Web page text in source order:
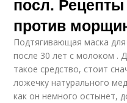
посл.
против
Подтягивающая маска
после 30 лет с молоком .
такое средство, стоит
ложечку натурального
как он немного остынет,